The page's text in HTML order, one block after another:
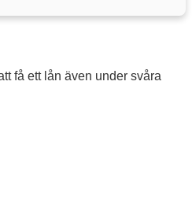
få ett lån även under svåra